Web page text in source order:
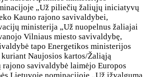
„Už piliečių žaliųjų iniciatyvų
Kauno rajono savivaldybei,
ministerija „Už nuopelnus žaliajai
Vilniaus miesto savivaldybę,
tapo Energetikos ministerijos
Naujosios kartos/Žaliąją
savivaldybė laimėjo Europos